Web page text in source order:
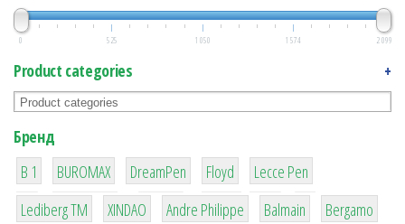
0 525 1 050 1 574 2 099
Product categories +
Бренд
B 1
1
BUROMAX
1
DreamPen
2
Floyd
2
Lecce Pen
3
Lediberg ТМ
3
XINDAO
1
Andre Philippe
4
Balmain
26
Bergamo